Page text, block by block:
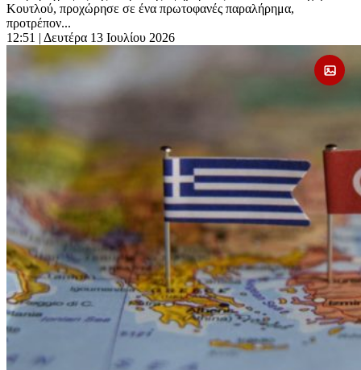
Κουτλού, προχώρησε σε ένα πρωτοφανές παραλήρημα,
προτρέπον...
12:51 | Δευτέρα 13 Ιουλίου 2026